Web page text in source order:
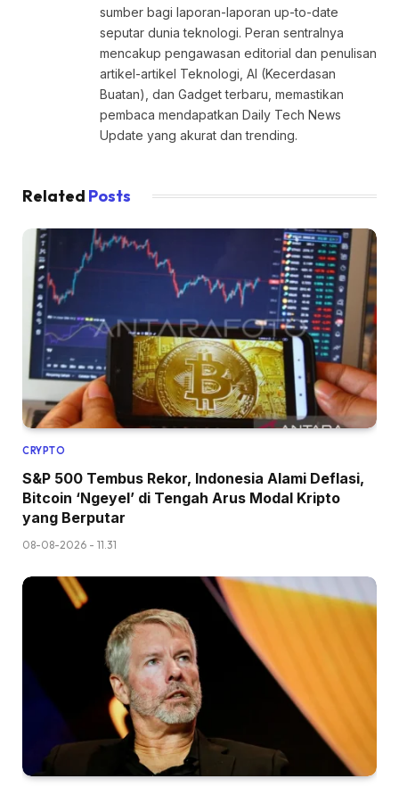
sumber bagi laporan-laporan up-to-date
seputar dunia teknologi. Peran sentralnya
mencakup pengawasan editorial dan penulisan
artikel-artikel Teknologi, AI (Kecerdasan
Buatan), dan Gadget terbaru, memastikan
pembaca mendapatkan Daily Tech News
Update yang akurat dan trending.
Related Posts
CRYPTO
S&P 500 Tembus Rekor, Indonesia Alami Deflasi,
Bitcoin ‘Ngeyel’ di Tengah Arus Modal Kripto
yang Berputar
08-08-2026 - 11.31